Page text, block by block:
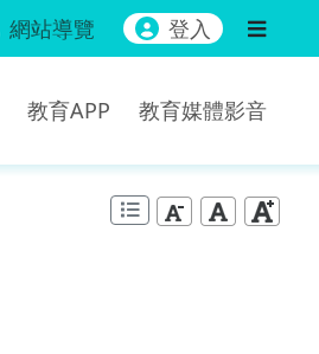
網站導覽 登入
教育APP 教育媒體影音